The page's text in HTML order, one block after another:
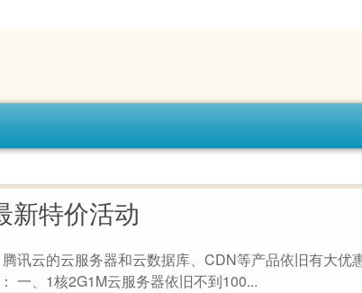
新特价活动
讯云的云服务器和云数据库、CDN等产品依旧有大优
一、1核2G1M云服务器依旧不到100...